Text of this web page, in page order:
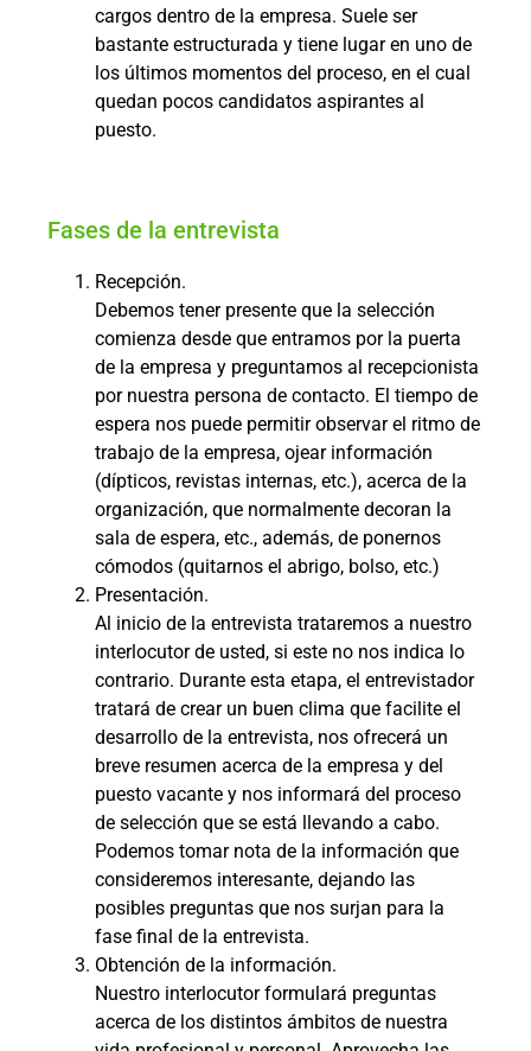
cargos dentro de la empresa. Suele ser
bastante estructurada y tiene lugar en uno de
los últimos momentos del proceso, en el cual
quedan pocos candidatos aspirantes al
puesto.
Fases de la entrevista
Recepción.
Debemos tener presente que la selección
comienza desde que entramos por la puerta
de la empresa y preguntamos al recepcionista
por nuestra persona de contacto. El tiempo de
espera nos puede permitir observar el ritmo de
trabajo de la empresa, ojear información
(dípticos, revistas internas, etc.), acerca de la
organización, que normalmente decoran la
sala de espera, etc., además, de ponernos
cómodos (quitarnos el abrigo, bolso, etc.)
Presentación.
Al inicio de la entrevista trataremos a nuestro
interlocutor de usted, si este no nos indica lo
contrario. Durante esta etapa, el entrevistador
tratará de crear un buen clima que facilite el
desarrollo de la entrevista, nos ofrecerá un
breve resumen acerca de la empresa y del
puesto vacante y nos informará del proceso
de selección que se está llevando a cabo.
Podemos tomar nota de la información que
consideremos interesante, dejando las
posibles preguntas que nos surjan para la
fase final de la entrevista.
Obtención de la información.
Nuestro interlocutor formulará preguntas
acerca de los distintos ámbitos de nuestra